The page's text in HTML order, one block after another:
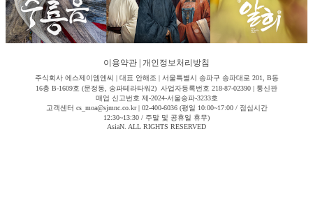
이용약관 개인정보처리방침
주식회사 에스제이엠엔씨 | 대표 안해조 | 서울특별시 송파구 송파대로 201, B동
16층 B-1609호 (문정동, 송파테라타워2) 사업자등록번호 218-87-02390 | 통신판
매업 신고번호 제-2024-서울송파-3233호
고객센터 cs_moa@sjmnc.co.kr | 02-400-6036 (평일 10:00~17:00 / 점심시간
12:30~13:30 / 주말 및 공휴일 휴무)
AsiaN. ALL RIGHTS RESERVED